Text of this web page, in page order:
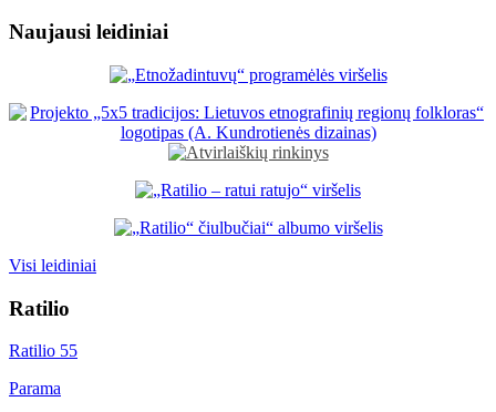
Naujausi leidiniai
Visi leidiniai
Ratilio
Ratilio 55
Parama